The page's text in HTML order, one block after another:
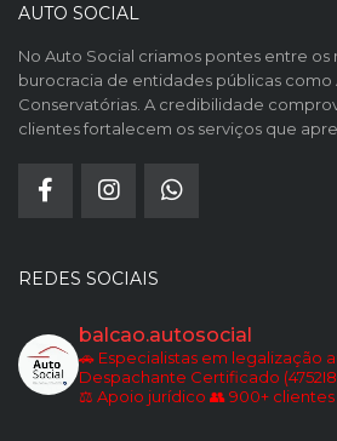
AUTO SOCIAL
No Auto Social criamos pontes entre os
burocracia de entidades públicas como
Conservatórias. A credibilidade
clientes fortalecem os serviços que
REDES SOCIAIS
balcao.autosocial
🚗 Especialistas em legalização
Despachante Certificado
⚖️ Apoio jurídico 👥 900+ clientes